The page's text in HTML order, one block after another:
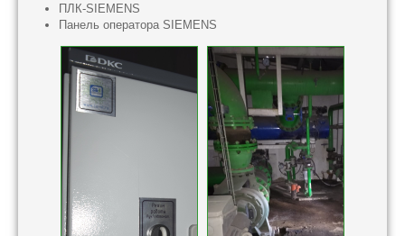
ПЛК-SIEMENS
Панель оператора SIEMENS